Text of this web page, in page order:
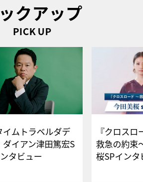
クアップ
PICK UP
イムトラベルダデ
ダイアン津田篤宏S
ンタビュー
『クロス
救急の約束
桜SPイ